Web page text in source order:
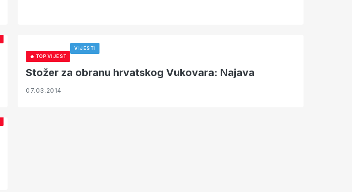
🔥 TOP VIJEST
VIJESTI
Stožer za obranu hrvatskog Vukovara: Najava
07.03.2014